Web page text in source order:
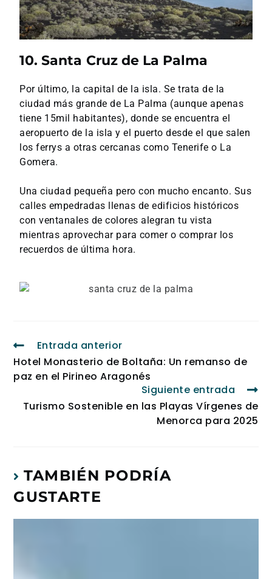
10. Santa Cruz de La Palma
Por último, la capital de la isla. Se trata de la
ciudad más grande de La Palma (aunque apenas
tiene 15mil habitantes), donde se encuentra el
aeropuerto de la isla y el puerto desde el que salen
los ferrys a otras cercanas como Tenerife o La
Gomera.
Una ciudad pequeña pero con mucho encanto. Sus
calles empedradas llenas de edificios históricos
con ventanales de colores alegran tu vista
mientras aprovechar para comer o comprar los
recuerdos de última hora.
Entrada anterior
Hotel Monasterio de Boltaña: Un remanso de
paz en el Pirineo Aragonés
Siguiente entrada
Turismo Sostenible en las Playas Vírgenes de
Menorca para 2025
TAMBIÉN PODRÍA
GUSTARTE